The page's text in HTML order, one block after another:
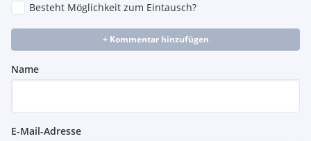
Besteht Möglichkeit zum Eintausch?
+ Kommentar hinzufügen
Name
E-Mail-Adresse